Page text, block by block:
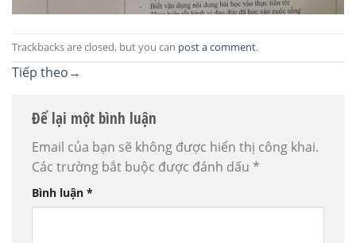
Trackbacks are closed, but you can post a comment.
Tiếp theo→
Để lại một bình luận
Email của bạn sẽ không được hiển thị công khai.
Các trường bắt buộc được đánh dấu *
Bình luận *